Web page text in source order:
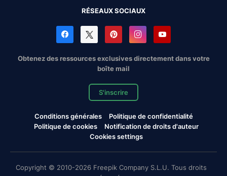
RÉSEAUX SOCIAUX
Obtenez des ressources exclusives directement dans votre
boîte mail
S'inscrire
Conditions générales
Politique de confidentialité
Politique de cookies
Notification de droits d'auteur
Cookies settings
Copyright © 2010-2026 Freepik Company S.L.U. Tous droits